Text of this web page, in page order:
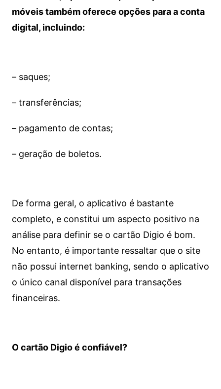
móveis também oferece opções para a conta
digital, incluindo:
– saques;
– transferências;
– pagamento de contas;
– geração de boletos.
De forma geral, o aplicativo é bastante
completo, e constitui um aspecto positivo na
análise para definir se o cartão Digio é bom.
No entanto, é importante ressaltar que o site
não possui internet banking, sendo o aplicativo
o único canal disponível para transações
financeiras.
O cartão Digio é confiável?